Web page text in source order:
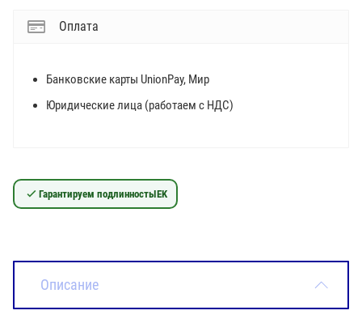
Оплата
Банковские карты UnionPay, Мир
Юридические лица (работаем с НДС)
Гарантируем подлинностьIEK
Описание